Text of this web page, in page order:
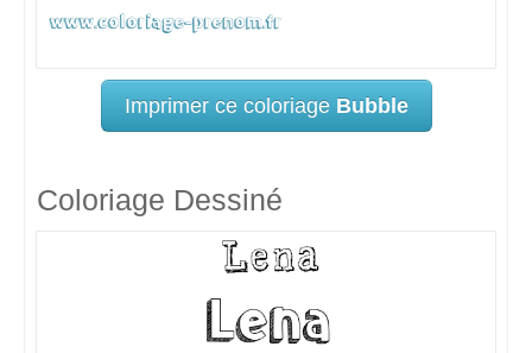
Imprimer ce coloriage Bubble
Coloriage Dessiné